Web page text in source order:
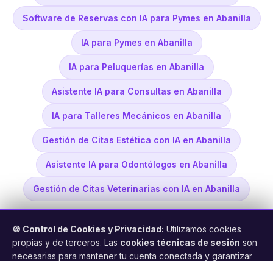
Software de Reservas con IA para Pymes en Abanilla
IA para Pymes en Abanilla
IA para Peluquerías en Abanilla
Asistente IA para Consultas en Abanilla
IA para Talleres Mecánicos en Abanilla
Gestión de Citas Estética con IA en Abanilla
Asistente IA para Odontólogos en Abanilla
Gestión de Citas Veterinarias con IA en Abanilla
🍪 Control de Cookies y Privacidad: Utilizamos cookies
propias y de terceros. Las cookies técnicas de sesión son
necesarias para mantener tu cuenta conectada y garantizar